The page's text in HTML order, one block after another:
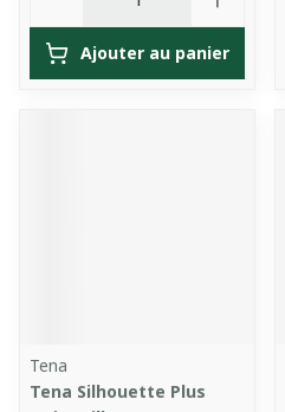
Ajouter au panier
Tena
Tena Silhouette Plus